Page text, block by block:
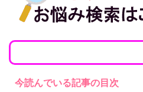
今読んでいる記事の目次